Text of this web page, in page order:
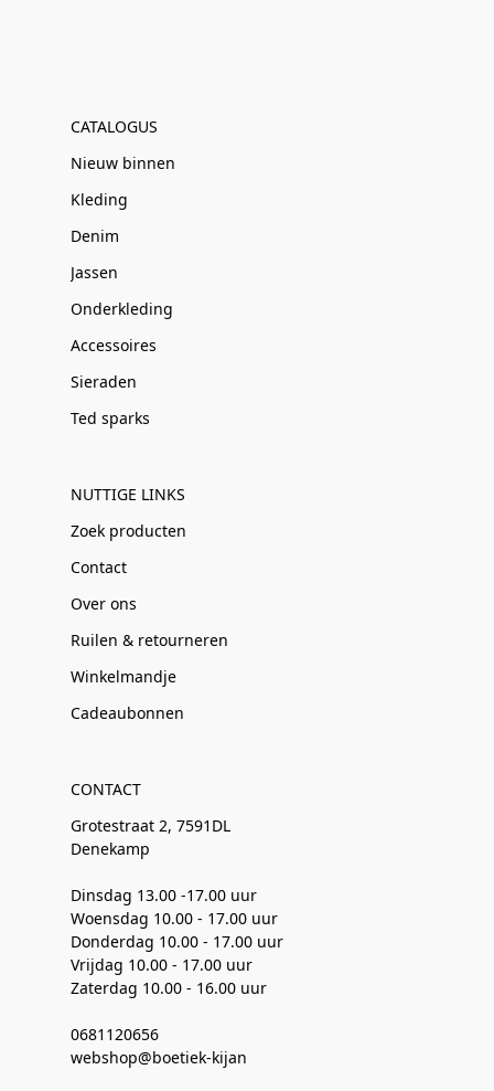
CATALOGUS
Nieuw binnen
Kleding
Denim
Jassen
Onderkleding
Accessoires
Sieraden
Ted sparks
NUTTIGE LINKS
Zoek producten
Contact
Over ons
Ruilen & retourneren
Winkelmandje
Cadeaubonnen
CONTACT
Grotestraat 2, 7591DL
Denekamp
Dinsdag 13.00 -17.00 uur
Woensdag 10.00 - 17.00 uur
Donderdag 10.00 - 17.00 uur
Vrijdag 10.00 - 17.00 uur
Zaterdag 10.00 - 16.00 uur
0681120656
webshop@boetiek-kijan